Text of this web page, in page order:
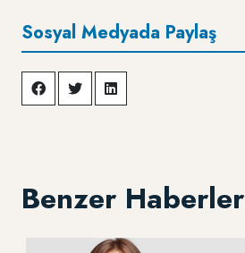
Sosyal Medyada Paylaş
Benzer Haberler